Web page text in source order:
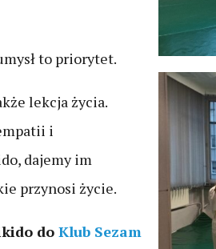
to priorytet.
lekcja życia.
i
dajemy im
przynosi życie.
do Klub Sezam